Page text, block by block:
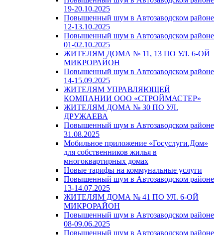
19-20.10.2025
Повышенный шум в Автозаводском районе
12-13.10.2025
Повышенный шум в Автозаводском районе
01-02.10.2025
ЖИТЕЛЯМ ДОМА № 11, 13 ПО УЛ. 6-ОЙ
МИКРОРАЙОН
Повышенный шум в Автозаводском районе
14-15.09.2025
ЖИТЕЛЯМ УПРАВЛЯЮЩЕЙ
КОМПАНИИ ООО «СТРОЙМАСТЕР»
ЖИТЕЛЯМ ДОМА № 30 ПО УЛ.
ДРУЖАЕВА
Повышенный шум в Автозаводском районе
31.08.2025
Мобильное приложение «Госуслуги.Дом»
для собственников жилья в
многоквартирных домах
Новые тарифы на коммунальные услуги
Повышенный шум в Автозаводском районе
13-14.07.2025
ЖИТЕЛЯМ ДОМА № 41 ПО УЛ. 6-ОЙ
МИКРОРАЙОН
Повышенный шум в Автозаводском районе
08-09.06.2025
Повышенный шум в Автозаводском районе